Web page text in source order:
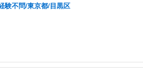
験不問/東京都/目黒区